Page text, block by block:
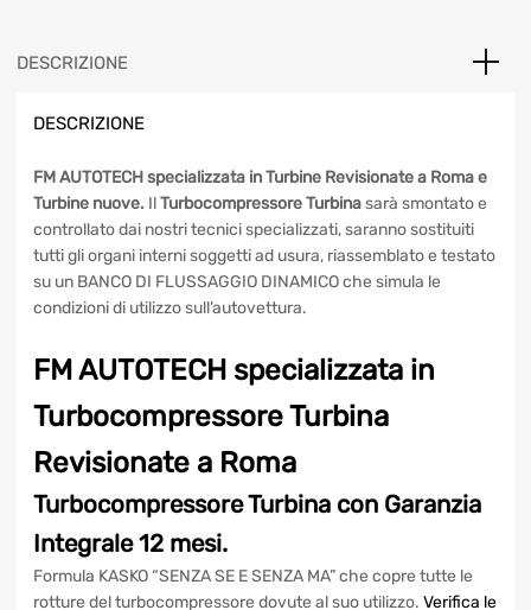
235,00€.
Nissan,
1.5
FM AUTOTECH specializzata in Turbine Revisionate a Roma
e Turbine nuove.IlTurbocompressore Turbinasarà
smontato e controllato dai nostri tecnici specializzati,
saranno sostituiti tutti gli organi interni soggetti ad usura,
riassemblato e testato su un BANCO DI FLUSSAGGIO
sull’autovettura.
FM AUTOTECH specializzata in
Turbocompressore Turbina
Revisionate a Roma
Turbocompressore Turbina
Garanzia Integrale 12 mesi.